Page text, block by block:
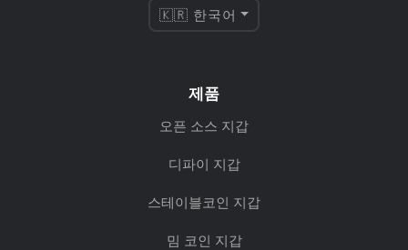
🇰🇷 한국어
제품
오픈 소스 지갑
디파이 지갑
스테이블코인 지갑
밈 코인 지갑